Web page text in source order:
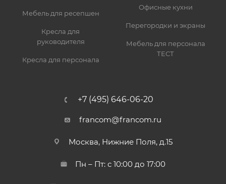
Мебель для ресепшен
Кресла для
руководителя
Кресла для персонала
Офисные кухни
Перегородки и экраны
Мебель для персонала
ТЕСТ
+7 (495) 646-06-20
francom@francom.ru
Москва, Нижние Поля, д.15
Пн – Пт: с 10:00 до 17:00